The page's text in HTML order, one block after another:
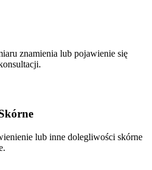
znamienia lub pojawienie się
lub inne dolegliwości skórne